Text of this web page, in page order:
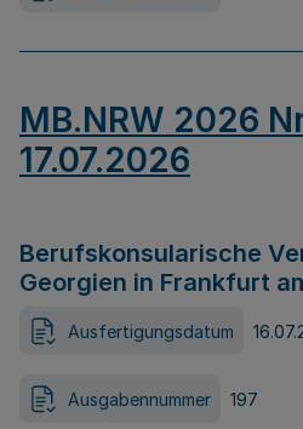
MB.NRW 2026
17.07.2026
Berufskonsularische
Georgien in Frankfurt
Ausfertigungsdatum
Ausgabennummer 197